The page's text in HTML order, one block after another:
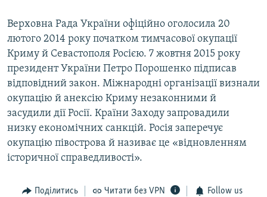
Верховна Рада України офіційно оголосила 20
лютого 2014 року початком тимчасової окупації
Криму й Севастополя Росією. 7 жовтня 2015 року
президент України Петро Порошенко підписав
відповідний закон. Міжнародні організації визнали
окупацію й анексію Криму незаконними й
засудили дії Росії. Країни Заходу запровадили
низку економічних санкцій. Росія заперечує
окупацію півострова й називає це «відновленням
історичної справедливості».
Поділитись Читати без VPN Follow us